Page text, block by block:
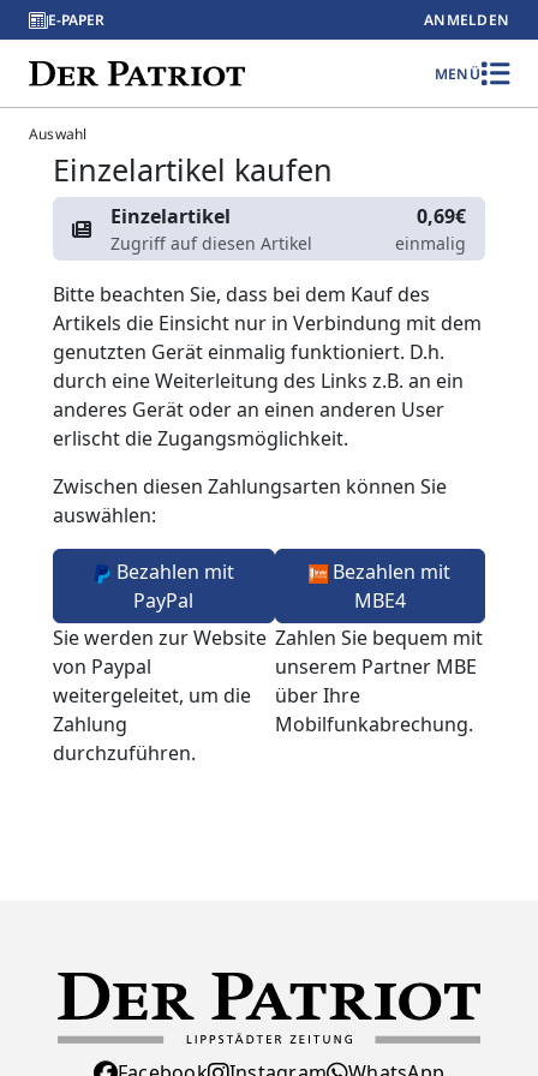
E-PAPER ANMELDEN
MENÜ
Auswahl
Einzelartikel kaufen
Einzelartikel
Zugriff auf diesen Artikel
0,69€
einmalig
Bitte beachten Sie, dass bei dem Kauf des
Artikels die Einsicht nur in Verbindung mit dem
genutzten Gerät einmalig funktioniert. D.h.
durch eine Weiterleitung des Links z.B. an ein
anderes Gerät oder an einen anderen User
erlischt die Zugangsmöglichkeit.
Zwischen diesen Zahlungsarten können Sie
auswählen:
Bezahlen mit
PayPal
Sie werden zur Website
von Paypal
weitergeleitet, um die
Zahlung
durchzuführen.
Bezahlen mit
MBE4
Zahlen Sie bequem mit
unserem Partner MBE
über Ihre
Mobilfunkabrechung.